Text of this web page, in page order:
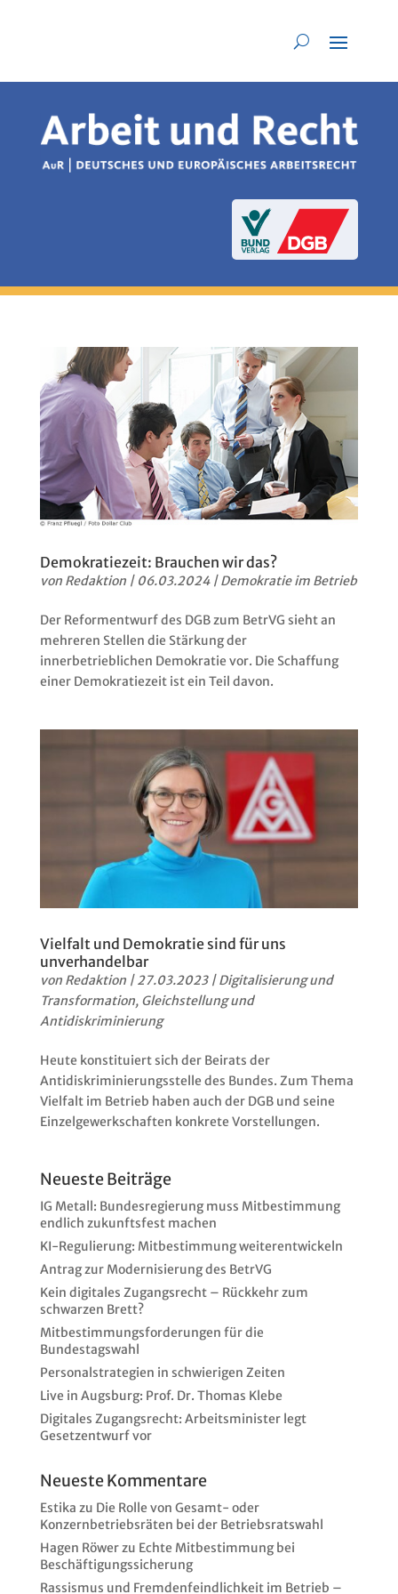
Demokratiezeit: Brauchen wir das?
von Redaktion| 06.03.2024|Demokratie im Betrieb
Der Reformentwurf des DGB zum BetrVG sieht an
mehreren Stellen die Stärkung der
innerbetrieblichen Demokratie vor. Die Schaffung
einer Demokratiezeit ist ein Teil davon.
Vielfalt und Demokratie sind für uns
unverhandelbar
von Redaktion|27.03.2023|Digitalisierung und
Transformation, Gleichstellung und
Antidiskriminierung
Heute konstituiert sich der Beirats der
Antidiskriminierungsstelle des Bundes. Zum Thema
Vielfalt im Betrieb haben auch der DGB und seine
Einzelgewerkschaften konkrete Vorstellungen.
Neueste Beiträge
IG Metall: Bundesregierung muss Mitbestimmung
endlich zukunftsfest machen
KI-Regulierung: Mitbestimmung weiterentwickeln
Antrag zur Modernisierung des BetrVG
Kein digitales Zugangsrecht – Rückkehr zum
schwarzen Brett?
Mitbestimmungsforderungen für die
Bundestagswahl
Personalstrategien in schwierigen Zeiten
Live in Augsburg: Prof. Dr. Thomas Klebe
Digitales Zugangsrecht: Arbeitsminister legt
Gesetzentwurf vor
Neueste Kommentare
Estika zu Die Rolle von Gesamt- oder
Konzernbetriebsräten bei der Betriebsratswahl
Hagen Röwerzu Echte Mitbestimmung bei
Beschäftigungssicherung
Rassismus und Fremdenfeindlichkeit im Betrieb –